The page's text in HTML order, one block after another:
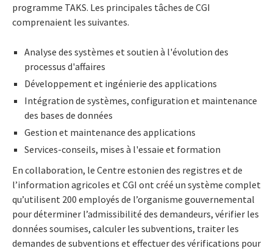
programme TAKS. Les principales tâches de CGI
comprenaient les suivantes.
Analyse des systèmes et soutien à l'évolution des
processus d'affaires
Développement et ingénierie des applications
Intégration de systèmes, configuration et maintenance
des bases de données
Gestion et maintenance des applications
Services-conseils, mises à l'essaie et formation
En collaboration, le Centre estonien des registres et de
l’information agricoles et CGI ont créé un système complet
qu’utilisent 200 employés de l’organisme gouvernemental
pour déterminer l’admissibilité des demandeurs, vérifier les
données soumises, calculer les subventions, traiter les
demandes de subventions et effectuer des vérifications pour